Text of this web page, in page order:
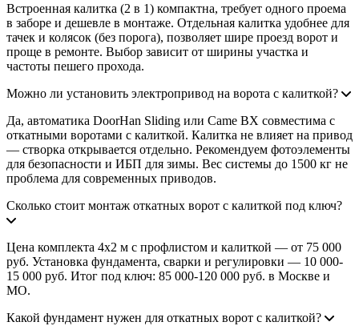
Встроенная калитка (2 в 1) компактна, требует одного проема
в заборе и дешевле в монтаже. Отдельная калитка удобнее для
тачек и колясок (без порога), позволяет шире проезд ворот и
проще в ремонте. Выбор зависит от ширины участка и
частоты пешего прохода.
Можно ли установить электропривод на ворота с калиткой?
Да, автоматика DoorHan Sliding или Came BX совместима с
откатными воротами с калиткой. Калитка не влияет на привод
— створка открывается отдельно. Рекомендуем фотоэлементы
для безопасности и ИБП для зимы. Вес системы до 1500 кг не
проблема для современных приводов.
Сколько стоит монтаж откатных ворот с калиткой под ключ?
Цена комплекта 4x2 м с профлистом и калиткой — от 75 000
руб. Установка фундамента, сварки и регулировки — 10 000-
15 000 руб. Итог под ключ: 85 000-120 000 руб. в Москве и
МО.
Какой фундамент нужен для откатных ворот с калиткой?